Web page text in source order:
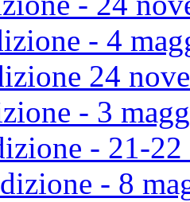
- 4
24
- 3
- 21-22
- 8